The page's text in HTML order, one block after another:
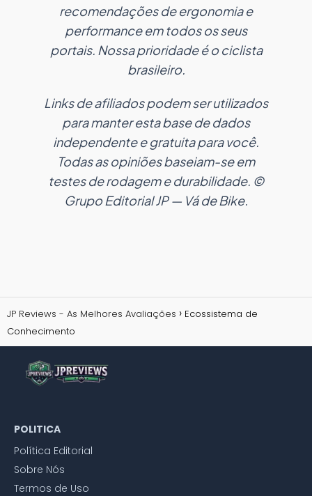
recomendações de ergonomia e
performance em todos os seus
portais. Nossa prioridade é o ciclista
brasileiro.
Links de afiliados podem ser utilizados
para manter esta base de dados
independente e gratuita para você.
Todas as opiniões baseiam-se em
testes de rodagem e durabilidade. ©
Grupo Editorial JP — Vá de Bike.
JP Reviews - As Melhores Avaliações
Ecossistema de
Conhecimento
POLITICA
Política Editorial
Sobre Nós
Termos de Uso